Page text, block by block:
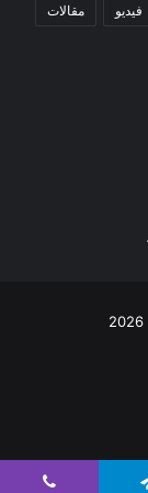
فيديو مقالات